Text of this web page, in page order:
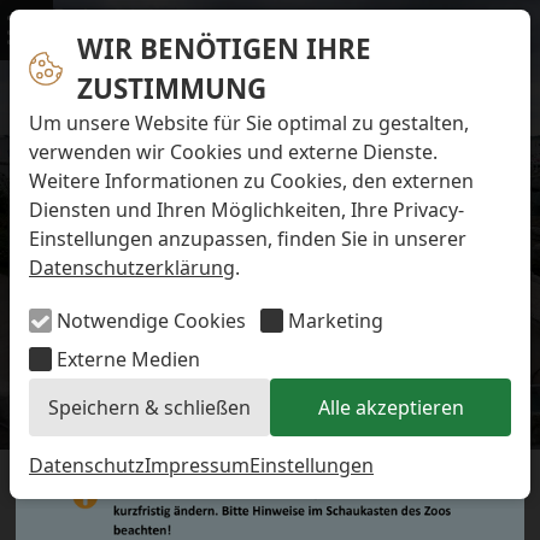
WIR BENÖTIGEN IHRE
ZUSTIMMUNG
Um unsere Website für Sie optimal zu gestalten,
verwenden wir Cookies und externe Dienste.
Weitere Informationen zu Cookies, den externen
Diensten und Ihren Möglichkeiten, Ihre Privacy-
Einstellungen anzupassen, finden Sie in unserer
Datenschutzerklärung.
Notwendige Cookies
Marketing
Externe Medien
Speichern & schließen
Alle akzeptieren
DatenschutzImpressumEinstellungen
Menü
Navigation überspringen
Preise & Infos
Öffnungs- und Fütterungszeiten
Eintrittspreise
Aktuelles
Alle Meldungen
Eisbären-Nachwuchs Anna & Elsa
Eisbären-Nachwuchs Lale & Lili
FAQ zum Tod des Schimpansen-Jungtiers
Newsletter
Bildungsletter
Barrierefreier Zoo
Hausordnung
Arbeiten im Zoo
Ausbildung zur Zootierpflegerin/zum Zootierpfleger
Freiwilliges ökologisches Jahr (FÖJ)
Mitarbeiter:in (w/m/d) auf Minijob-Basis
Patenschaften
Förderverein
Aktuelles
EINMAL TIERPFLEGER SEIN! –